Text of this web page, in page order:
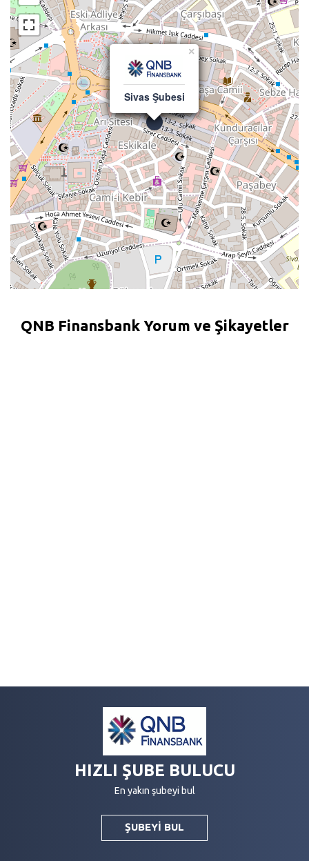
×
Sivas Şubesi
QNB Finansbank Yorum ve Şikayetler
HIZLI ŞUBE BULUCU
En yakın şubeyi bul
ŞUBEYİ BUL